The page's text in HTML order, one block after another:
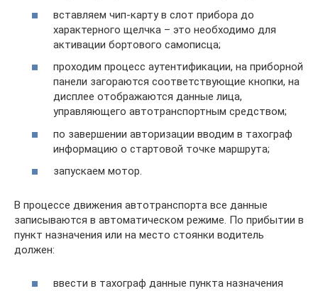
вставляем чип-карту в слот прибора до
характерного щелчка – это необходимо для
активации бортового самописца;
проходим процесс аутентификации, на приборной
панели загораются соответствующие кнопки, на
дисплее отображаются данные лица,
управляющего автотранспортным средством;
по завершении авторизации вводим в тахограф
информацию о стартовой точке маршрута;
запускаем мотор.
В процессе движения автотранспорта все данные
записываются в автоматическом режиме. По прибытии в
пункт назначения или на место стоянки водитель
должен:
ввести в тахограф данные пункта назначения